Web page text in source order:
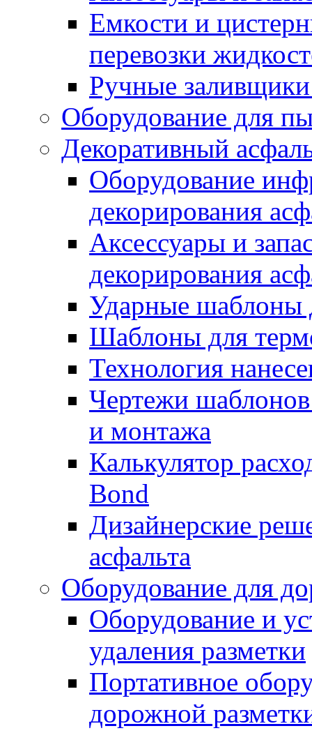
Емкости и
перевозки
Ручные
Оборудование для
Декоративный
Оборудование
декорирования
Аксессуары и
декорирования
Ударные шаблоны
Шаблоны для
Технология
Чертежи шаблонов
и монтажа
Калькулятор
Bond
Дизайнерские
асфальта
Оборудование для
Оборудование и
удаления разметки
Портативное
дорожной